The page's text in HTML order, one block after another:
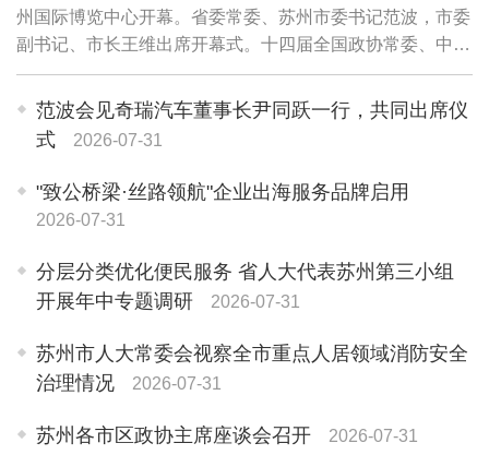
州国际博览中心开幕。省委常委、苏州市委书记范波，市委
副书记、市长王维出席开幕式。十四届全国政协常委、中国
电子学会理事长徐晓兰，中国工程院院士、新一代人工智能
联盟理事长高文视频致辞。
范波会见奇瑞汽车董事长尹同跃一行，共同出席仪
式
2026-07-31
"致公桥梁·丝路领航"企业出海服务品牌启用
2026-07-31
分层分类优化便民服务 省人大代表苏州第三小组
开展年中专题调研
2026-07-31
苏州市人大常委会视察全市重点人居领域消防安全
治理情况
2026-07-31
苏州各市区政协主席座谈会召开 2026-07-31